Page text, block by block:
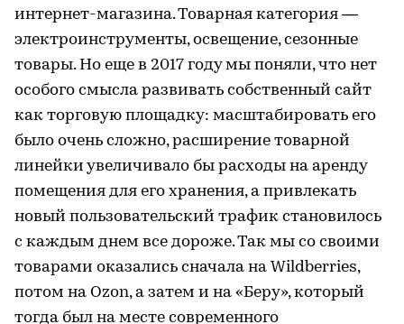
интернет-магазина. Товарная категория —
электроинструменты, освещение, сезонные
товары. Но еще в 2017 году мы поняли, что нет
особого смысла развивать собственный сайт
как торговую площадку: масштабировать его
было очень сложно, расширение товарной
линейки увеличивало бы расходы на аренду
помещения для его хранения, а привлекать
новый пользовательский трафик становилось
с каждым днем все дороже. Так мы со своими
товарами оказались сначала на Wildberries,
потом на Ozon, а затем и на «Беру», который
тогда был на месте современного